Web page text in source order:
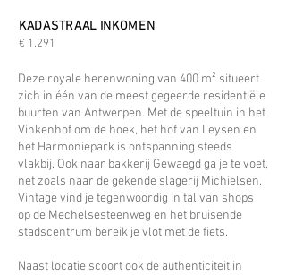
Deze royale herenwoning van 400 m² situeert
zich in één van de meest gegeerde residentiële
buurten van Antwerpen. Met de speeltuin in het
Vinkenhof om de hoek, het hof van Leysen en
het Harmoniepark is ontspanning steeds
vlakbij. Ook naar bakkerij Gewaegd ga je te voet,
net zoals naar degekende slagerij Michielsen.
Vintage vind je tegenwoordig in tal van shops
op de Mechelsesteenweg en het bruisende
stadscentrum bereik je vlot met de fiets.
Naast locatie scoort ook de authenticiteit in
KADASTRAAL INKOMEN
€ 1.291